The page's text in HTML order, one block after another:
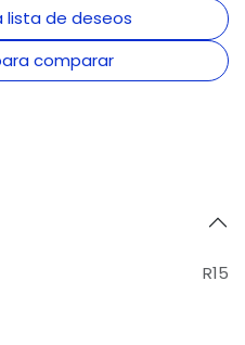
comparar
lista de deseos
R15